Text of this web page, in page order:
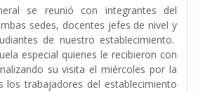
se reunió con integrantes del
sedes, docentes jefes de nivel y
de nuestro establecimiento.
especial quienes le recibieron con
su visita el miércoles por la
los trabajadores del establecimiento